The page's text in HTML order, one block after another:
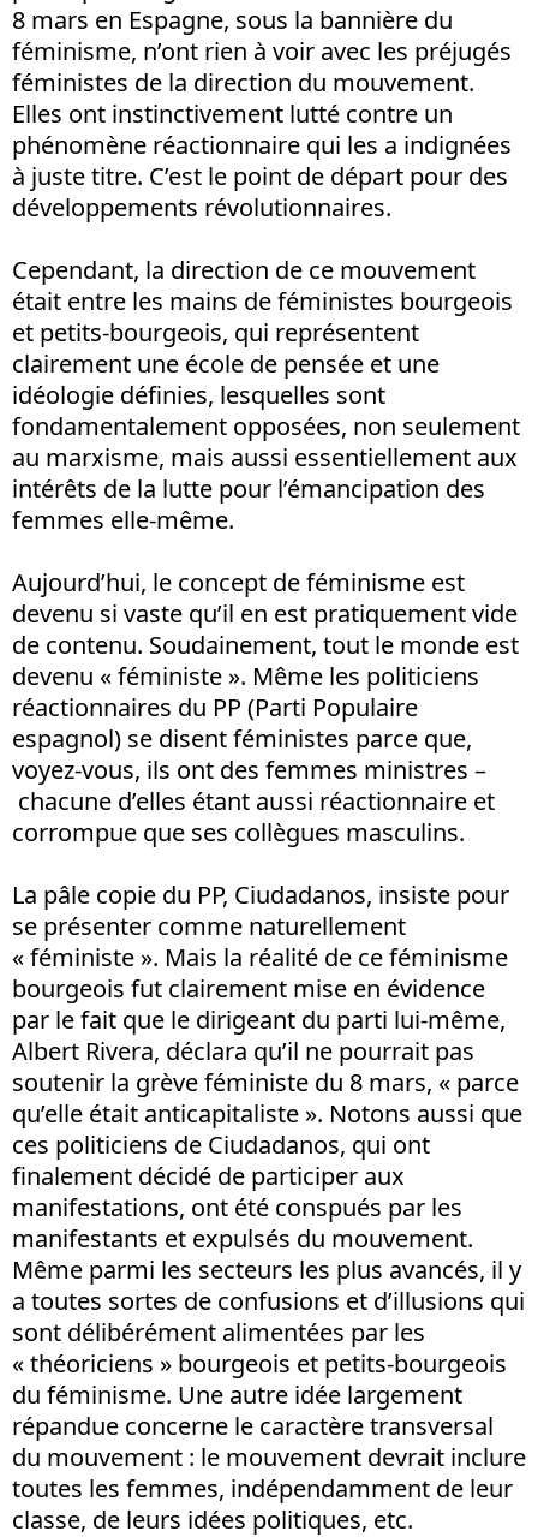
8 mars en Espagne, sous la bannière du
féminisme, n’ont rien à voir avec les préjugés
féministes de la direction du mouvement.
Elles ont instinctivement lutté contre un
phénomène réactionnaire qui les a indignées
à juste titre. C’est le point de départ pour des
développements révolutionnaires.
Cependant, la direction de ce mouvement
était entre les mains de féministes bourgeois
et petits-bourgeois, qui représentent
clairement une école de pensée et une
idéologie définies, lesquelles sont
fondamentalement opposées, non seulement
au marxisme, mais aussi essentiellement aux
intérêts de la lutte pour l’émancipation des
femmes elle-même.
Aujourd’hui, le concept de féminisme est
devenu si vaste qu’il en est pratiquement vide
de contenu. Soudainement, tout le monde est
devenu « féministe ». Même les politiciens
réactionnaires du PP (Parti Populaire
espagnol) se disent féministes parce que,
voyez-vous, ils ont des femmes ministres –
chacune d’elles étant aussi réactionnaire et
corrompue que ses collègues masculins.
La pâle copie du PP, Ciudadanos, insiste pour
se présenter comme naturellement
« féministe ». Mais la réalité de ce féminisme
bourgeois fut clairement mise en évidence
par le fait que le dirigeant du parti lui-même,
Albert Rivera, déclara qu’il ne pourrait pas
soutenir la grève féministe du 8 mars, « parce
qu’elle était anticapitaliste ». Notons aussi que
ces politiciens de Ciudadanos, qui ont
finalement décidé de participer aux
manifestations, ont été conspués par les
manifestants et expulsés du mouvement.
Même parmi les secteurs les plus avancés, il y
a toutes sortes de confusions et d’illusions qui
sont délibérément alimentées par les
« théoriciens » bourgeois et petits-bourgeois
du féminisme. Une autre idée largement
répandue concerne le caractère transversal
du mouvement : le mouvement devrait inclure
toutes les femmes, indépendamment de leur
classe, de leurs idées politiques, etc.